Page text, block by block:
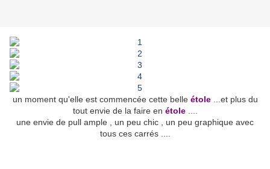
un moment qu'elle est commencée cette belle étole...et plus du
tout envie de la faire en étole
une envie de pull ample , un peu chic , un peu graphique avec
tous ces carrés ....